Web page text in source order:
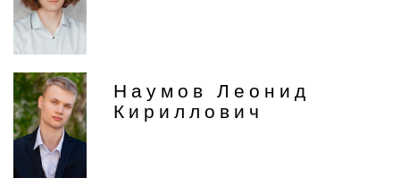
Наумов Леонид
Кириллович